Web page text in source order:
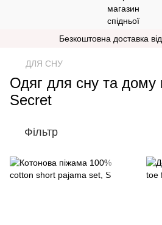
Безкоштовна доставка
ДЛЯ СНУ
Одяг для сну та дому
Secret
Фільтр